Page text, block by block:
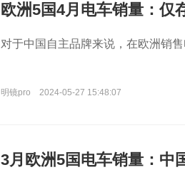
欧洲5国4月电车销量：仅
对于中国自主品牌来说，在欧洲销售
明镜pro 2024-05-27 15:48:07
3月欧洲5国电车销量：中